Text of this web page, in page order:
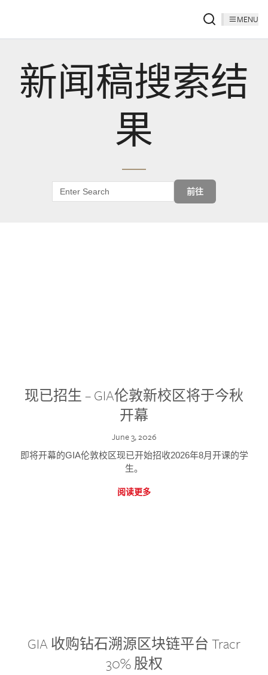
MENU
新闻稿搜索结
果
前往
现已招生 – GIA伦敦新校区将于今秋
开幕
June 3, 2026
即将开幕的GIA伦敦校区现已开始招收2026年8月开课的学
生。
阅读更多
GIA 收购钻石溯源区块链平台 Tracr
30% 股权